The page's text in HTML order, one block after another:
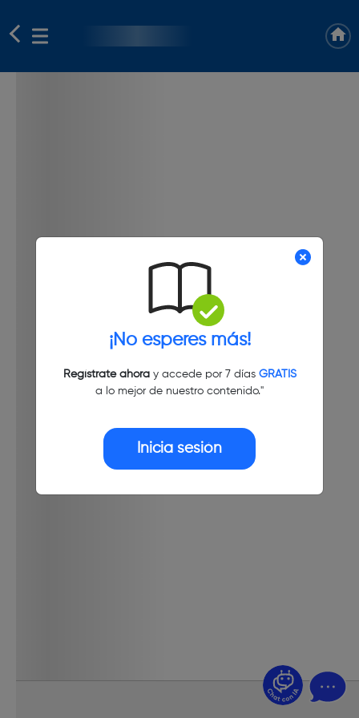
¡No esperes más!
Regístrate ahoray accede por 7 días GRATIS
a lo mejor de nuestro contenido."
Inicia sesión